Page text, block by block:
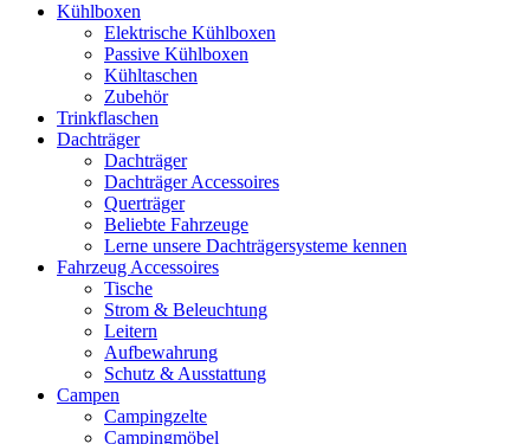
Kühlboxen
Elektrische Kühlboxen
Passive Kühlboxen
Kühltaschen
Zubehör
Trinkflaschen
Dachträger
Dachträger
Dachträger Accessoires
Querträger
Beliebte Fahrzeuge
Lerne unsere Dachträgersysteme kennen
Fahrzeug Accessoires
Tische
Strom & Beleuchtung
Leitern
Aufbewahrung
Schutz & Ausstattung
Campen
Campingzelte
Campingmöbel